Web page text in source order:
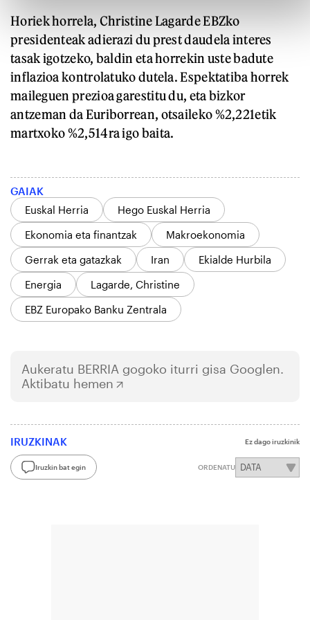
Horiek horrela, Christine Lagarde EBZko
presidenteak adierazi du prest daudela interes
tasak igotzeko, baldin eta horrekin uste badute
inflazioa kontrolatuko dutela. Espektatiba horrek
maileguen prezioa garestitu du, eta bizkor
antzeman da Euriborrean, otsaileko %2,221etik
martxoko %2,514ra igo baita.
GAIAK
Euskal Herria
Hego Euskal Herria
Ekonomia eta finantzak
Makroekonomia
Gerrak eta gatazkak
Iran
Ekialde Hurbila
Energia
Lagarde, Christine
EBZ Europako Banku Zentrala
Aukeratu BERRIA gogoko iturri gisa Googlen.
Aktibatu hemen
IRUZKINAK Ez dago iruzkinik
Iruzkin bat egin ORDENATU